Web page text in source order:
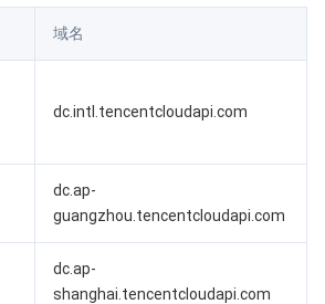
据库（兼容 Redis）
域名
dc.intl.tencentcloudapi.com
dc.ap-
guangzhou.tencentcloudapi.com
dc.ap-
shanghai.tencentcloudapi.com